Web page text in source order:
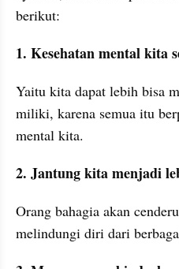
berikut:
1. Kesehatan mental kita
Yaitu kita dapat lebih bisa
miliki, karena semua itu
mental kita.
2. Jantung kita menjadi
Orang bahagia akan
melindungi diri dari